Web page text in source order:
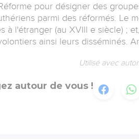
pour désigner des
parmi des réformés. Le
à l'étranger (au XVIII e siècle) ;
ainsi leurs disséminés.
Utilisé avec
autour de vous !